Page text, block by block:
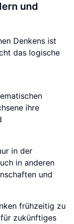
und
Denkens ist
das logische
ihre
in der
in anderen
und
frühzeitig zu
zukünftiges